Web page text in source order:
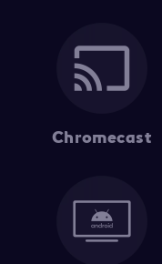
Chromecast